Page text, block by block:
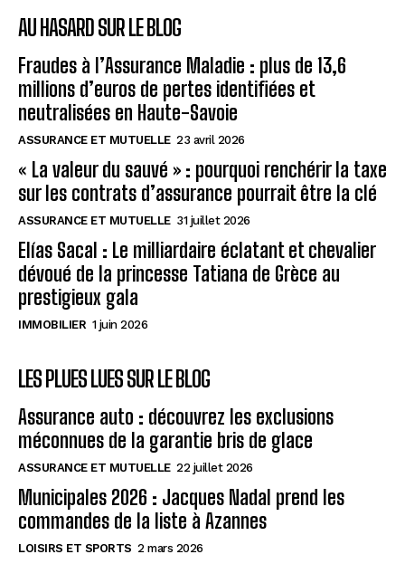
AU HASARD SUR LE BLOG
Fraudes à l’Assurance Maladie : plus de 13,6
millions d’euros de pertes identifiées et
neutralisées en Haute-Savoie
ASSURANCE ET MUTUELLE 23 avril 2026
« La valeur du sauvé » : pourquoi renchérir la taxe
sur les contrats d’assurance pourrait être la clé
ASSURANCE ET MUTUELLE 31 juillet 2026
Elías Sacal : Le milliardaire éclatant et chevalier
dévoué de la princesse Tatiana de Grèce au
prestigieux gala
IMMOBILIER 1 juin 2026
LES PLUES LUES SUR LE BLOG
Assurance auto : découvrez les exclusions
méconnues de la garantie bris de glace
ASSURANCE ET MUTUELLE 22 juillet 2026
Municipales 2026 : Jacques Nadal prend les
commandes de la liste à Azannes
LOISIRS ET SPORTS 2 mars 2026